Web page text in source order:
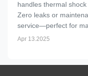
handles thermal
Zero leaks or
service—perfect for
Apr 13.2025